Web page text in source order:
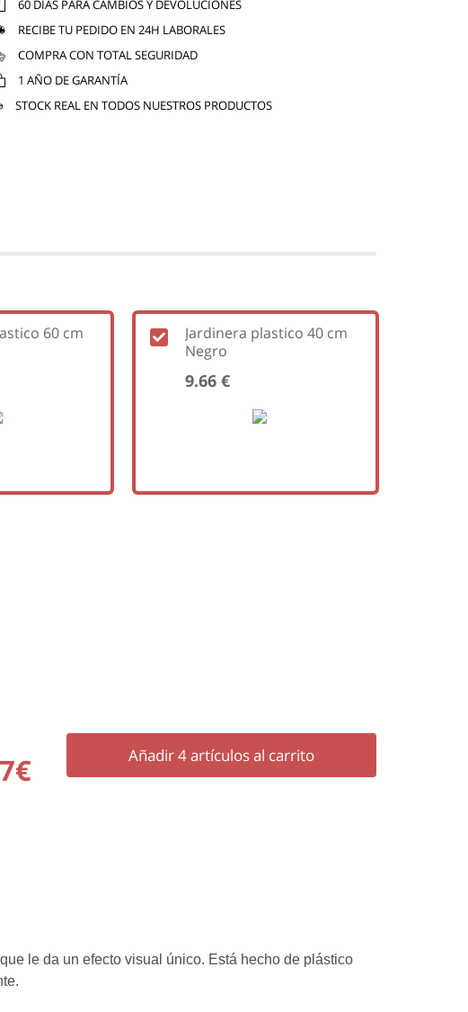
60 DÍAS PARA CAMBIOS Y DEVOLUCIONES
RECIBE TU PEDIDO EN 24H LABORALES
COMPRA CON TOTAL SEGURIDAD
1 AÑO DE GARANTÍA
STOCK REAL EN TODOS NUESTROS PRODUCTOS
60 cm
Jardinera plastico 40 cm
Negro
9.66 €
Añadir4artículos al carrito
le da un efecto visual único. Está hecho de plástico